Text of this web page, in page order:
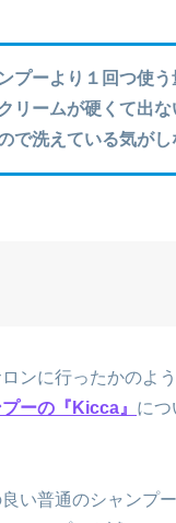
プーより１回つ使う
リームが硬くて出な
で洗えている気がし
ンに行ったかのよ
ーの『Kicca』 につ
い普通のシャンプ